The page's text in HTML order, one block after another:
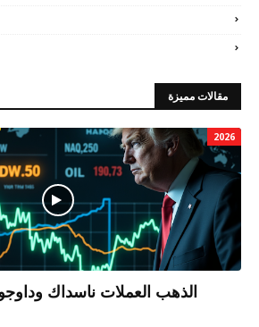
مقالات مميزة
2026
الذهب العملات ناسداك